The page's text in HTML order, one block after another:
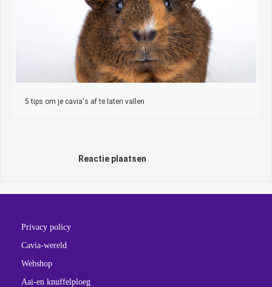
5 tips om je cavia's af te laten vallen
Reactie plaatsen
Privacy policy
Cavia-wereld
Webshop
Aai-en knuffelploeg